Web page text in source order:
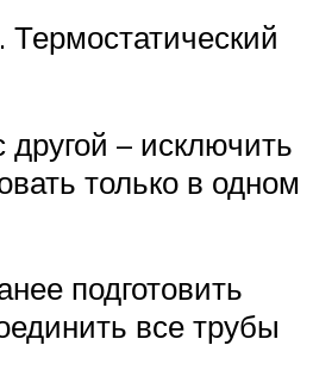
– исключить
только в одном
подготовить
все трубы